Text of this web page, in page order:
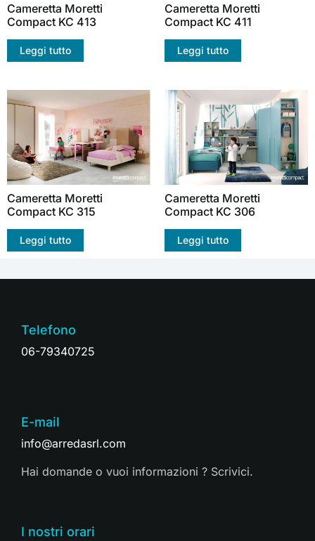
Cameretta Moretti
Compact KC 413
Leggi tutto
Cameretta Moretti
Compact KC 411
Leggi tutto
Cameretta Moretti
Compact KC 315
Leggi tutto
Cameretta Moretti
Compact KC 306
Leggi tutto
Telefono
06-79340725
E-mail
info@arredasrl.com
Hai domande o vuoi informazioni ? Scrivici.
I nostri orari